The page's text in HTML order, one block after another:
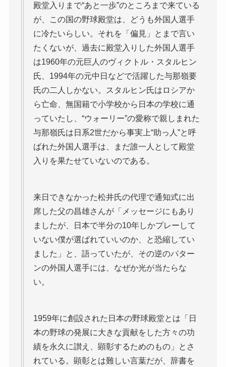
殿堂入りまで“あと一歩”のところまで来ている
が、この国の野球殿堂は、どうも外国人選手
に冷たいらしい。それを「偏見」とまで言い
たくないが、過去に殿堂入りした外国人選手
は1960年の元巨人のヴィクトル・スタルヒン
氏、1994年の元中日などで活躍した与那嶺要
氏の二人しかない。スタルヒン氏はロシアか
ら亡命、無国籍で小学校から日本の学校に通
っていたし、“ウォーリー”の愛称で親しまれた
与那嶺氏は日系2世だから事実上“助っ人”と呼
ばれた外国人選手は、まだ誰一人として殿堂
入りを果たせていないのである。
来日できなかった松井氏の代理で通知式に出
席した父の昌雄さんが「メッセージにもあり
ましたが、日本で半分の10年しかプレーして
いない僕が選ばれていいのか、と恐縮してい
ました」と、語っていたが、その逆のパター
ンの外国人選手には、なぜか光が当たらな
い。
1959年に創設された日本の野球殿堂とは「日
本の野球の発展に大きな貢献をした方々の功
績を永久に讃え、顕彰するためのもの」とさ
れている。顕彰とは難しい言葉だが、辞書を